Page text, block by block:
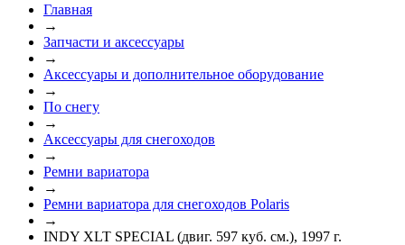
Главная
→
Запчасти и аксессуары
→
Аксессуары и дополнительное оборудование
→
По снегу
→
Аксессуары для снегоходов
→
Ремни вариатора
→
Ремни вариатора для снегоходов Polaris
→
INDY XLT SPECIAL (двиг. 597 куб. см.), 1997 г.